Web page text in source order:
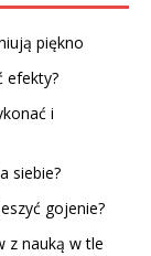
piękno
efekty?
i
siebie?
gojenie?
z nauką w tle